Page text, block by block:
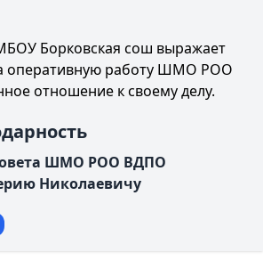
Борковская сош выражает
оперативную работу ШМО РОО
отношение к своему делу.
ШМО РОО ВДПО
Николаевичу